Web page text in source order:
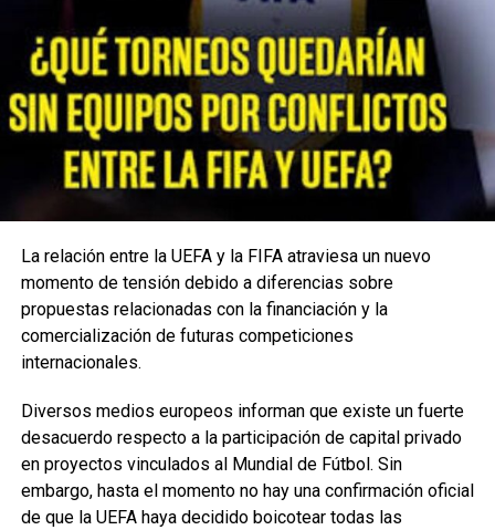
Encuentra más notas como esta aquí: MUNDO
TEMAS RELACIONADOS: BARCELONA
CAYÓ
CUARTOS DE FINAL
EINTRACHT ELIMINADO FRANKFURT
VER SIGUIENTE
Revelaron los secretos de Luka Modric para su óptimo
estado físico a los 36 años
Muere Freddy Rincón, la exestrella del fútbol
colombiano en accidente de tránsito
Enfoque Now
Enfoque Now es una plataforma digital dedicada a conectar e
informar a la comunidad latina acerca de los acontecimientos
que suceden a nivel local e internacional.
La relación entre la UEFA y la FIFA atraviesa un nuevo
momento de tensión debido a diferencias sobre
propuestas relacionadas con la financiación y la
comercialización de futuras competiciones
internacionales.
Diversos medios europeos informan que existe un fuerte
desacuerdo respecto a la participación de capital privado
en proyectos vinculados al Mundial de Fútbol. Sin
embargo, hasta el momento no hay una confirmación oficial
de que la UEFA haya decidido boicotear todas las